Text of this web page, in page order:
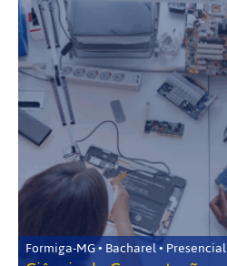
Formiga-MG • Bacharel • Presencial